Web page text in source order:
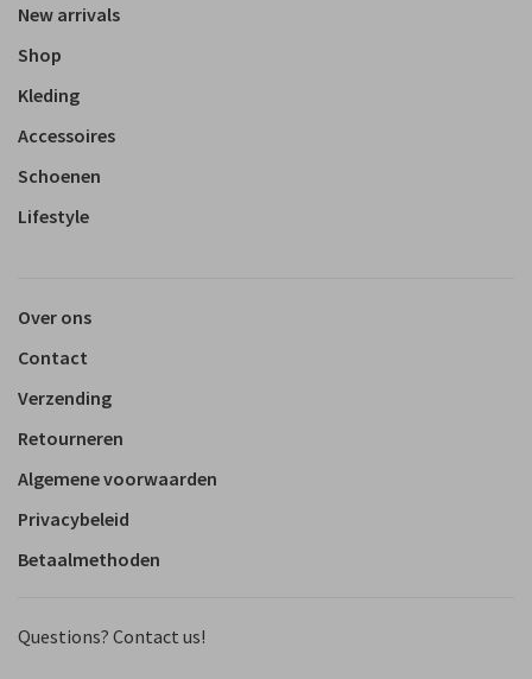
New arrivals
Shop
Kleding
Accessoires
Schoenen
Lifestyle
Over ons
Contact
Verzending
Retourneren
Algemene voorwaarden
Privacybeleid
Betaalmethoden
Questions? Contact us!